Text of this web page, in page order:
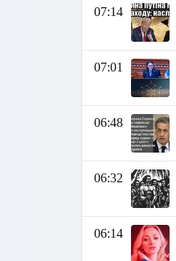
07:14
07:01
06:48
06:32
06:14